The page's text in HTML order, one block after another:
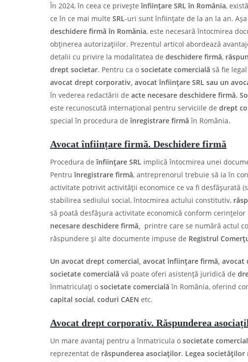
În 2024, în ceea ce priveșteînființare SRL în România,
ce în ce mai multe SRL-uri sunt înființate de la an la an.
deschidere firmă în România, este necesară întocmirea
obținerea autorizațiilor. Prezentul articol abordează
detalii cu privire la modalitatea de deschidere firmă,
drept societar. Pentru ca o societate comercială să fie
avocat drept corporativ, avocat înființare SRL sau un
în vederea redactării de acte necesare deschidere firmă.
este recunoscută internațional pentru serviciile de drept
special în procedura deînregistrare firmăîn România.
Avocat înființare firmă. Deschidere firmă
Procedura deînființare SRL implică întocmirea unei
Pentruînregistrare firmă, antreprenorul trebuie să ia în
activitate potrivit activității economice ce va fi desfășurată
stabilirea sediului social, întocmirea actului constitutiv,
să poată desfășura activitate economică conform cerințelor
necesare deschidere firmă,
printre care se numără actul
răspundere și alte documente impuse de Registrul
Un avocat drept comercial, avocat înființare firmă,
societate comercială vă poate oferi asistență juridică de
înmatriculați o societate comercială în România, oferind
capital social, coduri CAEN etc.
Avocat drept corporativ. Răspunderea
Un mare avantaj pentru a înmatricula o societate
reprezentat de răspunderea asociaților. Legea societăţilor